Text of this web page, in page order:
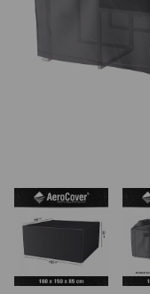
ÚVOD
VŠE O NÁKUPU